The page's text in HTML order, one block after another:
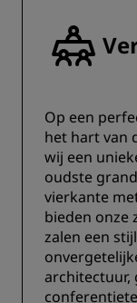
‌Op een
het hart van
wij een
oudste
vierkante
bieden onze
zalen een
architectuur,